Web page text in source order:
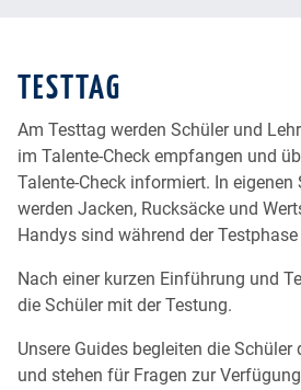
TESTTAG
Am Testtag werden Schüler und
im Talente-Check empfangen und
Talente-Check informiert. In
werden Jacken, Rucksäcke und
Handys sind während der
Nach einer kurzen Einführung und
die Schüler mit der Testung.
Unsere Guides begleiten die Schüler
und stehen für Fragen zur